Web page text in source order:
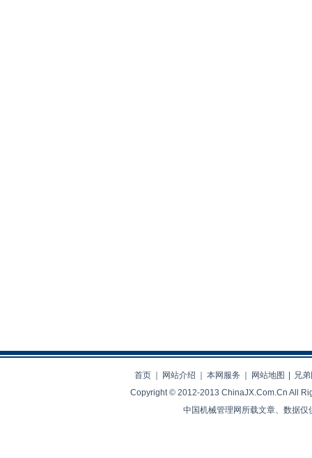
首页 ｜ 网站介绍 ｜ 本网服务 ｜ 网站地图 | 兄
Copyright © 2012-2013 ChinaJX.Com.Cn All
中国机械管理网所载文章、数据